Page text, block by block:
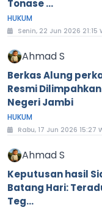
Tonase ...
HUKUM
Senin, 22 Jun 2026 21:15
Ahmad S
Berkas Alung
Resmi
Negeri Jambi
HUKUM
Rabu, 17 Jun 2026 15:27
Ahmad S
Keputusan hasil
Batang Hari:
Teg...